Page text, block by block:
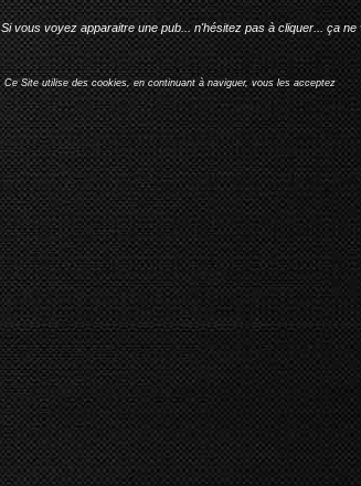
Si vous voyez apparaitre une pub... n'hésitez pas à cliquer... ça
Ce Site utilise des cookies, en continuant à naviguer, vous les acceptez